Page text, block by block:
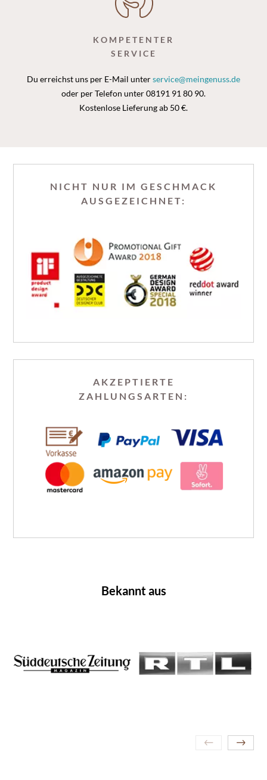
KOMPETENTER
SERVICE
Du erreichst uns per E-Mail unterservice@meingenuss.de
oder per Telefon unter 08191 91 80 90.
Kostenlose Lieferung ab 50 €.
NICHT NUR IM GESCHMACK
AUSGEZEICHNET:
AKZEPTIERTE
ZAHLUNGSARTEN:
Bekannt aus